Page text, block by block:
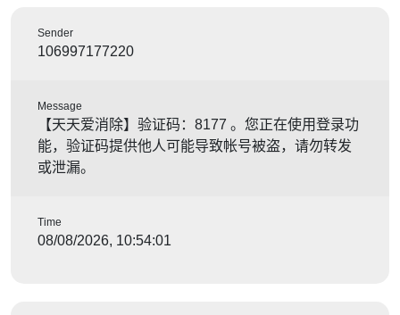
Sender
106997177220
Message
【天天爱消除】验证码：8177 。您正在使用登录功
能，验证码提供他人可能导致帐号被盗，请勿转发
或泄漏。
Time
08/08/2026, 10:54:01